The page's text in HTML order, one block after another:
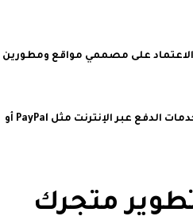
الاعتماد على مصممي مواقع ومطورين
يجب عليك توفير وسائل دفع آمنة ومريحة لعملائك. يمكنك الاعتماد على خدمات الدفع عبر الإنترنت مثل PayPal أو
متجرك